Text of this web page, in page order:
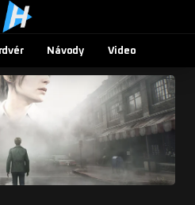
Návody Video